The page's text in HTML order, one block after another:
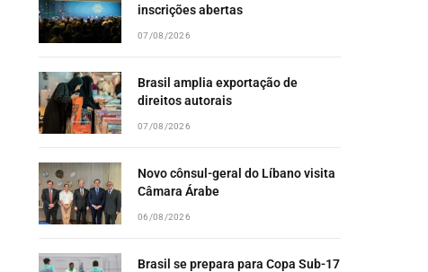
inscrições abertas
07/08/2026
Brasil amplia exportação de
direitos autorais
07/08/2026
Novo cônsul-geral do Líbano visita
Câmara Árabe
06/08/2026
Brasil se prepara para Copa Sub-17